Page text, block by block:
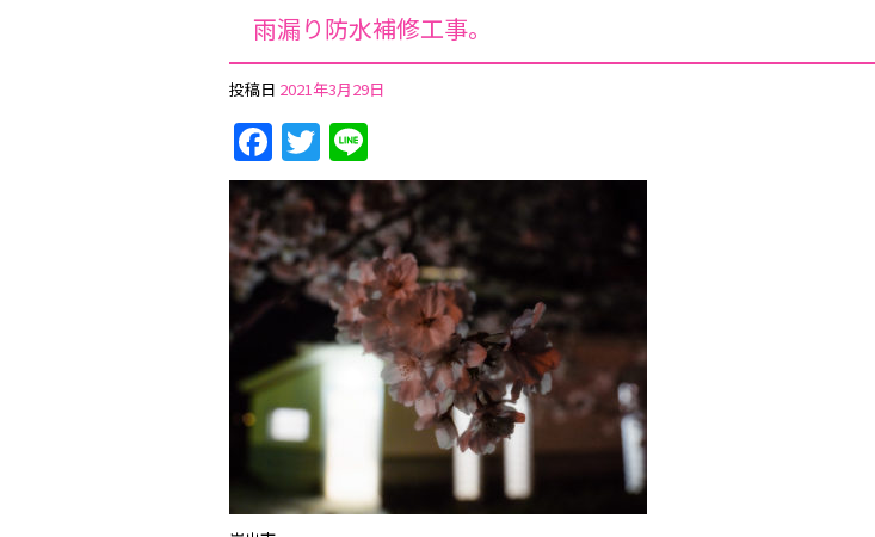
雨漏り防水補修工事。
投稿日 2021年3月29日
Facebook
Twitter